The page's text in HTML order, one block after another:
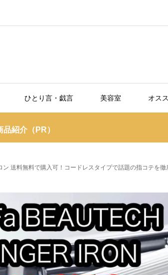
ひとり言・戯言 美容室 オス
紹介（PR）
ン 送料無料で購入可！コードレスタイプで話題の指コテを徹